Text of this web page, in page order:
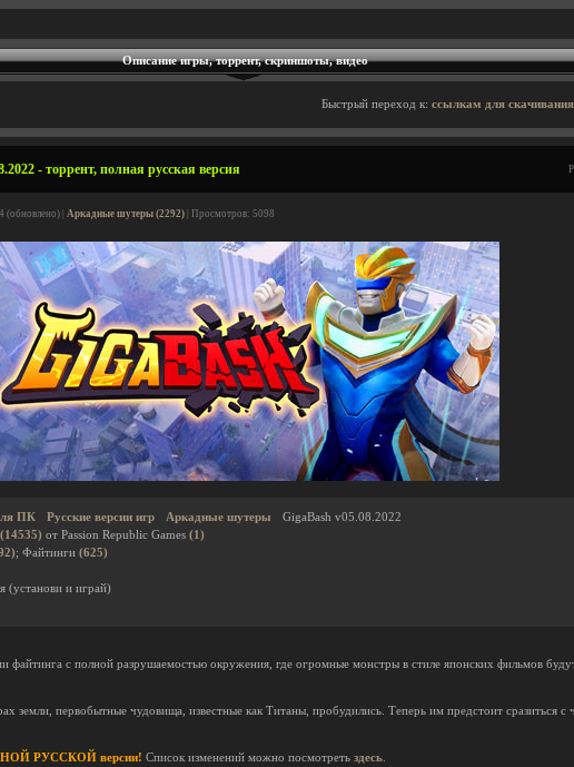
Описание игры, торрент, скриншоты, видео
Быстрый переход к: ссылкам для скачивания
- торрент, полная русская версия
(обновлено) | Аркадные шутеры (2292) | Просмотров: 5098
ПК Русские версии игр Аркадные шутеры
GigaBash v05.08.2022
(14535) от Passion Republic Games (1)
; Файтинги (625)
(установи и играй)
файтинга с полной разрушаемостью окружения, где огромные монстры в стиле японских фильмов
земли, первобытные чудовища, известные как Титаны, пробудились. Теперь им предстоит сразиться с
РУССКОЙ версии! Список изменений можно посмотреть здесь